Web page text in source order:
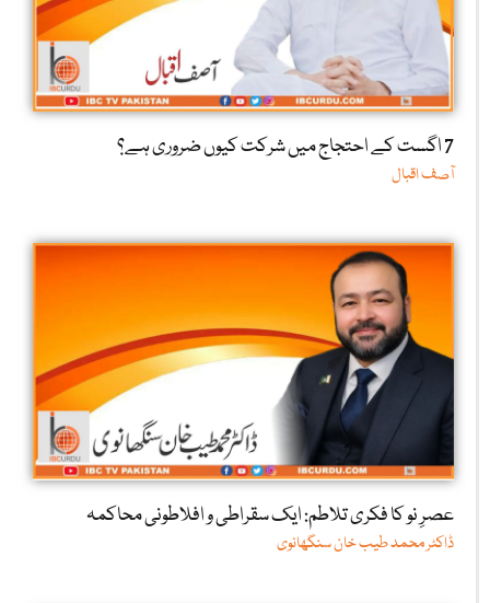
7 اگست کے احتجاج میں شرکت کیوں ضروری ہے؟
آصف اقبال
عصرِ نو کا فکری تلاطم: ایک سقراطی و افلاطونی محاکمہ
ڈاکٹر محمد طیب خان سنگھانوی